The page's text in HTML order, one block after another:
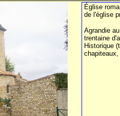
Église
de l'église
Agrandie
trentaine
Historique